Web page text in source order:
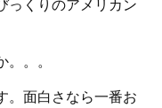
っくりのアメリカン
。。
。面白さなら一番お